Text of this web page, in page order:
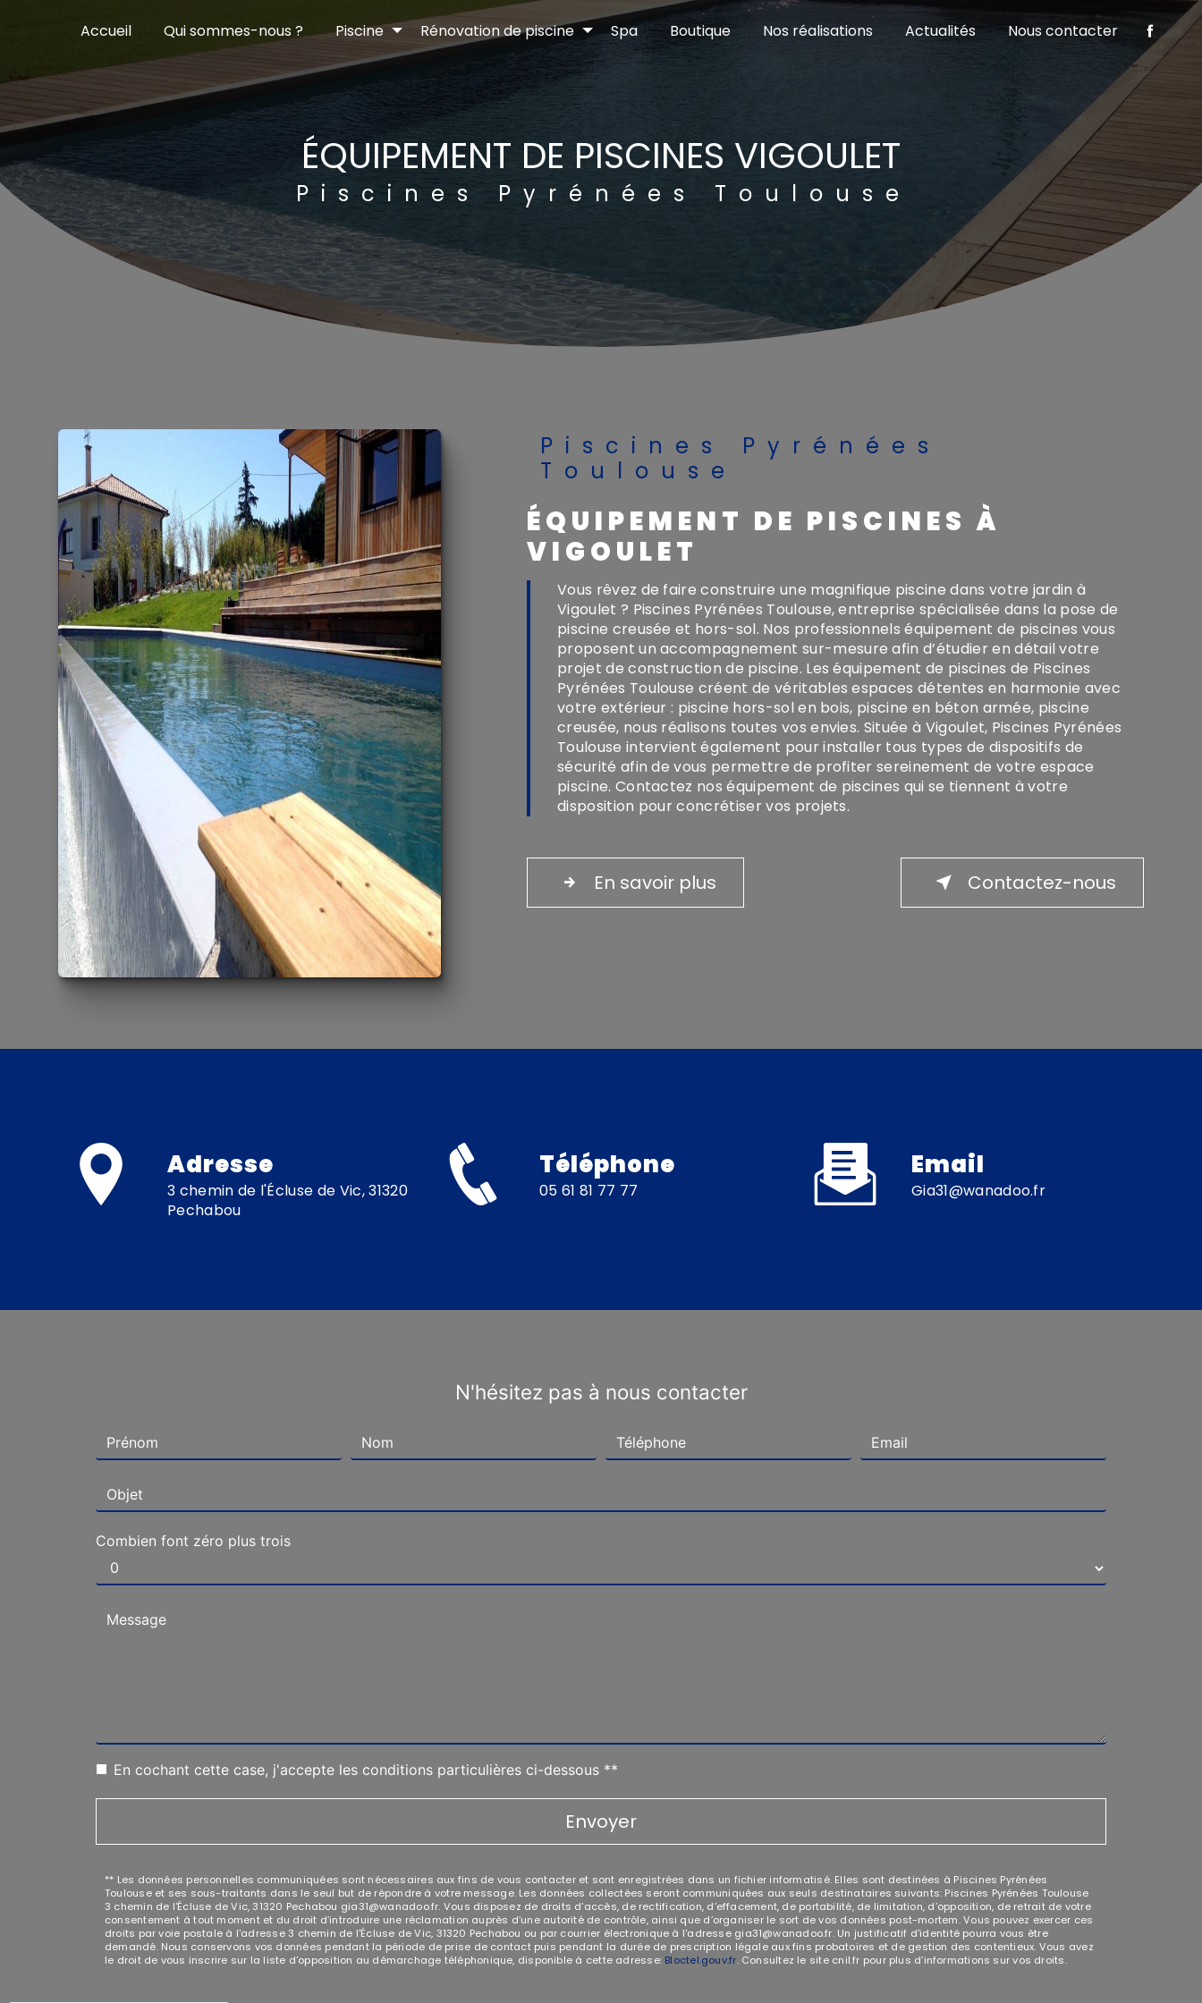
Accueil Qui sommes-nous ? Piscine Rénovation de piscine Spa Boutique Nos réalisations Actualités Nous contacter
ÉQUIPEMENT DE PISCINES VIGOULET
Piscines Pyrénées Toulouse
Piscines Pyrénées
Toulouse
ÉQUIPEMENT DE PISCINES À
VIGOULET
Vous rêvez de faire construire une magnifique piscine dans votre jardin à
Vigoulet ? Piscines Pyrénées Toulouse, entreprise spécialisée dans la pose de
piscine creusée et hors-sol. Nos professionnels équipement de piscines vous
proposent un accompagnement sur-mesure afin d’étudier en détail votre
projet de construction de piscine. Les équipement de piscines de Piscines
Pyrénées Toulouse créent de véritables espaces détentes en harmonie avec
votre extérieur : piscine hors-sol en bois, piscine en béton armée, piscine
creusée, nous réalisons toutes vos envies. Située à Vigoulet, Piscines Pyrénées
Toulouse intervient également pour installer tous types de dispositifs de
sécurité afin de vous permettre de profiter sereinement de votre espace
piscine. Contactez nos équipement de piscines qui se tiennent à votre
disposition pour concrétiser vos projets.
En savoir plus Contactez-nous
Adresse
3 chemin de l'Écluse de Vic, 31320
Pechabou
Téléphone
05 61 81 77 77
Email
gia31@wanadoo.fr
N'hésitez pas à nous contacter
Combien font zéro plus trois
En cochant cette case, j'accepte les conditions particulières ci-dessous **
Envoyer
** Les données personnelles communiquées sont nécessaires aux fins de vous contacter et sont enregistrées dans un fichier informatisé. Elles sont destinées à Piscines Pyrénées
Toulouse et ses sous-traitants dans le seul but de répondre à votre message. Les données collectées seront communiquées aux seuls destinataires suivants: Piscines Pyrénées Toulouse
3 chemin de l'Écluse de Vic, 31320 Pechabou gia31@wanadoo.fr. Vous disposez de droits d’accès, de rectification, d’effacement, de portabilité, de limitation, d’opposition, de retrait de votre
consentement à tout moment et du droit d’introduire une réclamation auprès d’une autorité de contrôle, ainsi que d’organiser le sort de vos données post-mortem. Vous pouvez exercer ces
droits par voie postale à l'adresse 3 chemin de l'Écluse de Vic, 31320 Pechabou ou par courrier électronique à l'adresse gia31@wanadoo.fr. Un justificatif d'identité pourra vous être
demandé. Nous conservons vos données pendant la période de prise de contact puis pendant la durée de prescription légale aux fins probatoires et de gestion des contentieux. Vous avez
le droit de vous inscrire sur la liste d'opposition au démarchage téléphonique, disponible à cette adresse:
Bloctel.gouv.fr. Consultez le site cnil.fr pour plus d’informations sur vos droits.